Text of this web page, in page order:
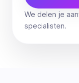
We delen je
specialisten.